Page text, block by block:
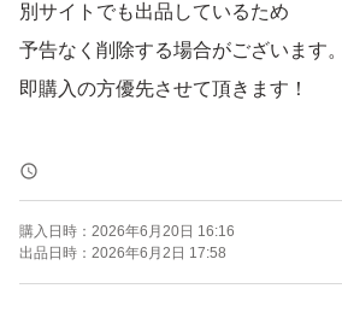
別サイトでも出品しているため
予告なく削除する場合がございます。
即購入の方優先させて頂きます！
トラブル防止の為、返品、返金はお
よろしくお願いします！！
購入日時： 2026年6月20日 16:16
出品日時： 2026年6月2日 17:58